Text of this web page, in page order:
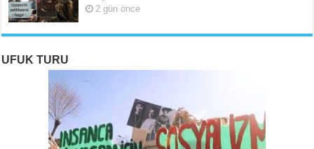
2 gün önce
UFUK TURU